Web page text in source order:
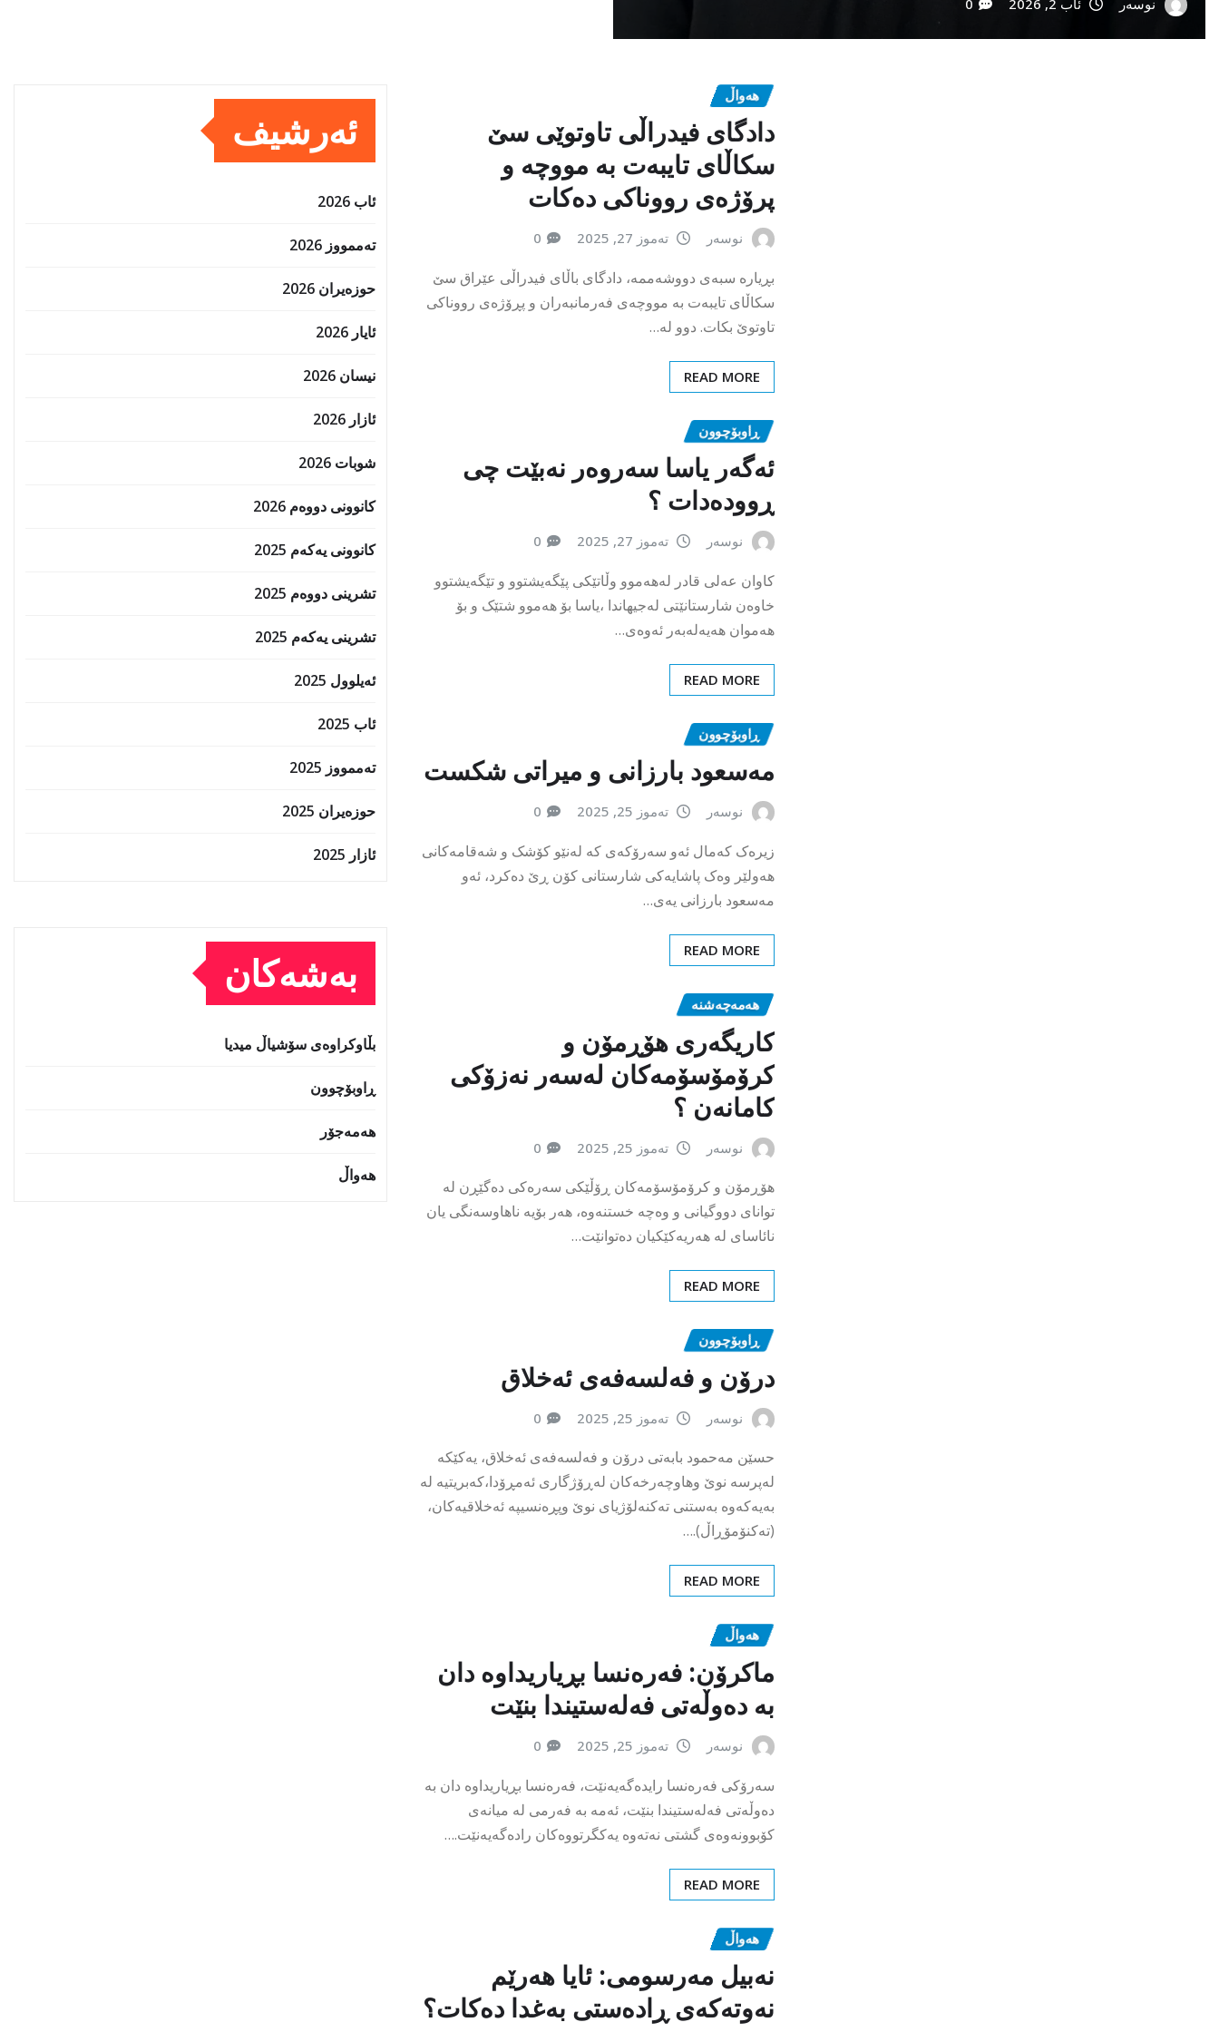
سکاڵای تایبەت بە مووچە و
پرۆژەی رووناکی دەکات
نوسەر تەموز 27, 2025 0
بڕیارە سبەی دووشەممە، دادگای باڵای فیدراڵی عێراق سێ
سکاڵای تایبەت بە مووچەی فەرمانبەران و پڕۆژەی رووناکی
تاوتوێ بکات. دوو لە…
READ MORE
ئەگەر یاسا سەروەر نەبێت چی
ڕوودەدات ؟
نوسەر تەموز 27, 2025 0
کاوان عەلی قادر لەهەموو وڵاتێکی پێگەیشتوو و تێگەیشتوو
خاوەن شارستانێتی لەجیهاندا ،یاسا بۆ هەموو شتێک و بۆ
هەموان هەیەلەبەر ئەوەی…
READ MORE
مەسعود بارزانی و میراتی شکست
نوسەر
زیرەک کەمال ئەو سەرۆکەى کە لەنێو کۆشک و شەقامەکانی
هەولێر وەک پاشایەکی شارستانی کۆن ڕێ دەکرد، ئەو
مەسعود بارزانی یەی…
READ MORE
کاریگەری هۆڕمۆن و
کرۆمۆسۆمەکان لەسەر نەزۆکی
کامانەن ؟
نوسەر تەموز 25, 2025
هۆڕمۆن و کرۆمۆسۆمەکان ڕۆڵێکی سەرەکی دەگێڕن لە
توانای دووگیانی و وەچە خستنەوە، هەر بۆیە ناهاوسەنگی یان
نائاسای لە هەریەکێکیان دەتوانێت…
READ MORE
درۆن و فەلسەفەی ئەخلاق
نوسەر
حسێن مەحمود بابەتی درۆن و فەلسەفەی ئەخلاق، یەکێکە
لەپرسە نوێ وهاوچەرخەکان لەڕۆژگاری ئەمڕۆدا،کەبریتیە لە
بەیەکەوە بەستنی تەکنەلۆژیای نوێ وپڕەنسیپە ئەخلاقیەکان،
(تەکنۆمۆڕاڵ).…
READ MORE
ماکرۆن: فەرەنسا بڕیاریداوە دان
بە دەوڵەتی فەلەستیندا بنێت
نوسەر تەموز 25, 2025 0
سەرۆکی فەرەنسا رایدەگەیەنێت، فەرەنسا بڕیاریداوە دان بە
دەوڵەتی فەلەستیندا بنێت، ئەمە بە فەرمی لە میانەی
کۆبوونەوەی گشتی نەتەوە یەکگرتووەکان رادەگەیەنێت.…
READ MORE
نه‌بیل مه‌رسومی‌: ئایا هه‌رێم
نه‌وته‌كه‌ی ڕاده‌ستی به‌غدا ده‌كات؟
نوسەر تەموز 25, 2025 0
نهبیل مهرسومی شارهزای ئابووری عێراق رایگهیاند كه
ئاب 2026
تەممووز 2026
حوزه‌یران 2026
ئایار 2026
نیسان 2026
ئازار 2026
شوبات 2026
کانوونی دووەم 2026
کانوونی یەکەم 2025
تشرینی دووەم 2025
تشرینی یەکەم 2025
ئەیلوول 2025
ئاب 2025
تەممووز 2025
حوزه‌یران 2025
ئازار 2025
بڵاوکراوەی سۆشیاڵ میدیا
ڕاوبۆچوون
هەمەجۆر
هەواڵ